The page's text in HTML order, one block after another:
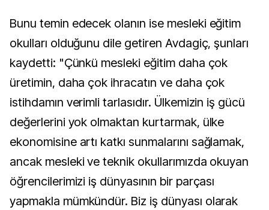
Bunu temin edecek olanın ise mesleki eğitim
okulları olduğunu dile getiren Avdagiç, şunları
kaydetti: "Çünkü mesleki eğitim daha çok
üretimin, daha çok ihracatın ve daha çok
istihdamın verimli tarlasıdır. Ülkemizin iş gücü
değerlerini yok olmaktan kurtarmak, ülke
ekonomisine artı katkı sunmalarını sağlamak,
ancak mesleki ve teknik okullarımızda okuyan
öğrencilerimizi iş dünyasının bir parçası
yapmakla mümkündür. Biz iş dünyası olarak